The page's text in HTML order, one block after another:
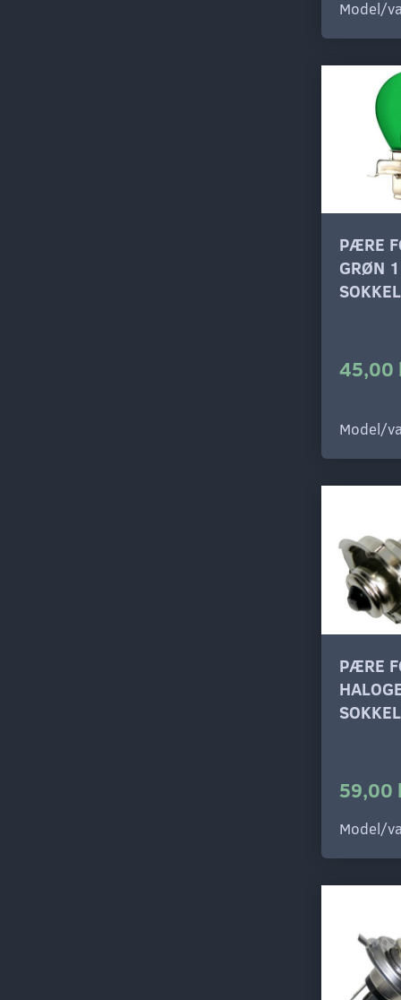
Model/
PÆRE
GRØN
45,00
Model/
PÆRE
59,00
Model/